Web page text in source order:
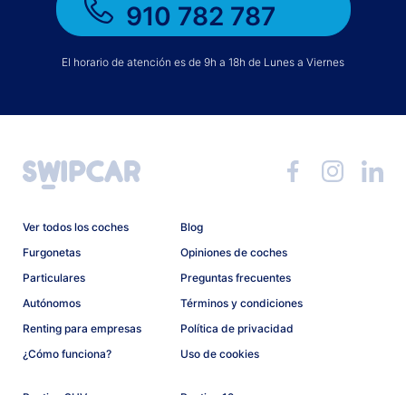
910 782 787
El horario de atención es de 9h a 18h de Lunes a Viernes
Ver todos los coches
Furgonetas
Particulares
Autónomos
Renting para empresas
¿Cómo funciona?
Blog
Opiniones de coches
Preguntas frecuentes
Términos y condiciones
Política de privacidad
Uso de cookies